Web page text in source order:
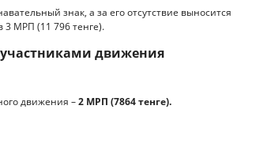
знак, а за его отсутствие выносится
3 МРП (11 796 тенге).
движения
движения –2 МРП (7864 тенге).